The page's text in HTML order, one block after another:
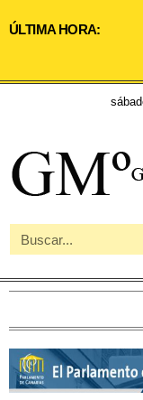
ÚLTIMA HORA: